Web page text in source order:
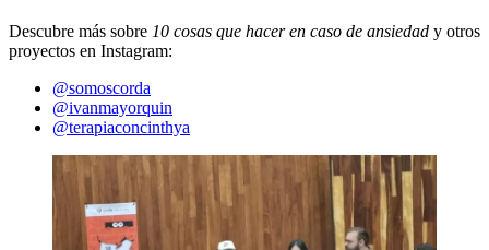
Descubre más sobre 10 cosas que hacer en caso de ansiedad y otros
proyectos en Instagram:
@somoscorda
@ivanmayorquin
@terapiaconcinthya